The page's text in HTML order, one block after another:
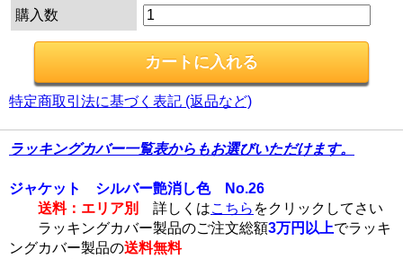
購入数
特定商取引法に基づく表記 (返品など)
ラッキングカバー一覧表からもお選びいただけます。
ジャケット シルバー艶消し色 No.26
送料：エリア別
詳しくはこちら をクリックしてさい
ラッキングカバー製品のご注文総額3万円以上でラッキ
ングカバー製品の送料無料